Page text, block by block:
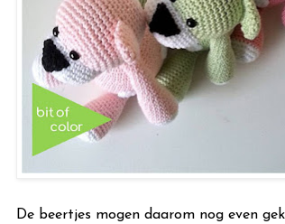
De beertjes mogen daarom nog even